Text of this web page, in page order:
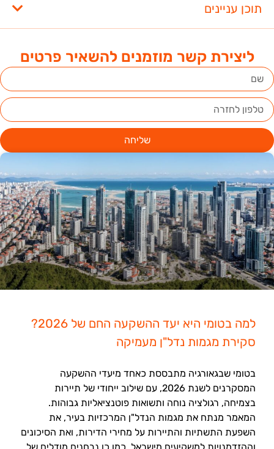
ליצירת קשר מוזמנים להשאיר פרטים
שליחה
למה בטומי היא יעד ההשקעה החם של 2026?
סקירת מגמות נדל"ן מעמיקה
בטומי שבגאורגיה מתבססת כאחד מיעדי ההשקעה
המסקרנים לשנת 2026, עם שילוב ייחודי של תיירות
בצמיחה, רגולציה נוחה ותשואות פוטנציאליות גבוהות.
המאמר מנתח את מגמות הנדל"ן המרכזיות בעיר, את
השפעת התשתיות והתיירות על מחירי הדירות, ואת הסיכונים
תוכן עניינים